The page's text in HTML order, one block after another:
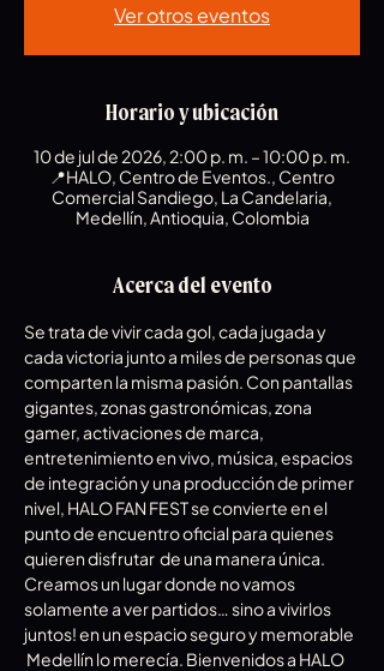
Ver otros eventos
Horario y ubicación
10 de jul de 2026, 2:00 p. m. – 10:00 p. m.
📍HALO, Centro de Eventos., Centro
Comercial Sandiego, La Candelaria,
Medellín, Antioquia, Colombia
Acerca del evento
Se trata de vivir cada gol, cada jugada y
cada victoria junto a miles de personas que
comparten la misma pasión. Con pantallas
gigantes, zonas gastronómicas, zona
gamer, activaciones de marca,
entretenimiento en vivo, música, espacios
de integración y una producción de primer
nivel, HALO FAN FEST se convierte en el
punto de encuentro oficial para quienes
quieren disfrutar  de una manera única.
Creamos un lugar donde no vamos
solamente a ver partidos… sino a vivirlos
juntos! en un espacio seguro y memorable
Medellín lo merecía. Bienvenidos a HALO